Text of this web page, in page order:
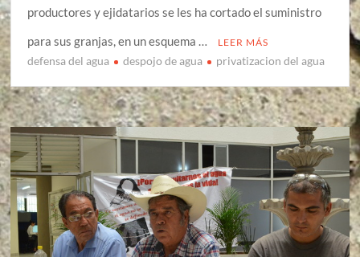
productores y ejidatarios se les ha cortado el suministro
para sus granjas, en un esquema …
LEER MÁS
defensa del agua despojo de agua privatizacion del agua